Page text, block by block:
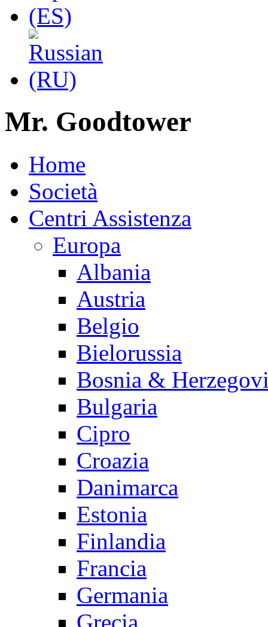
Mr. Goodtower
Home
Società
Centri Assistenza
Europa
Albania
Austria
Belgio
Bielorussia
Bosnia &
Bulgaria
Cipro
Croazia
Danimarca
Estonia
Finlandia
Francia
Germania
Grecia